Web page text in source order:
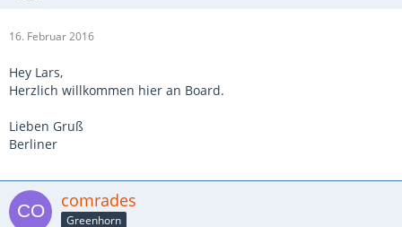
16. Februar 2016
Hey Lars,
Herzlich willkommen hier an Board.
Lieben Gruß
Berliner
comrades
Greenhorn